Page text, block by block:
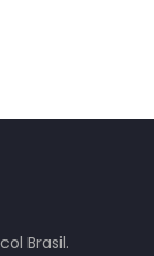
Brasil.